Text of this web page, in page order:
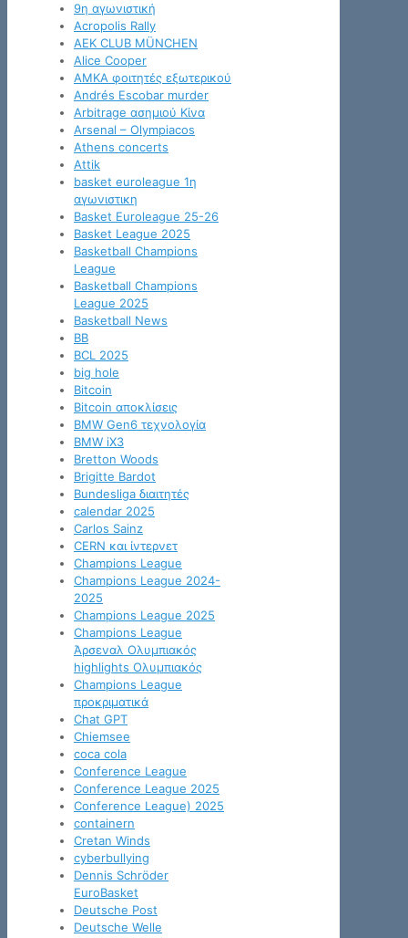
9η αγωνιστική
Acropolis Rally
AEK CLUB MÜNCHEN
Alice Cooper
AMKA φοιτητές εξωτερικού
Andrés Escobar murder
Arbitrage ασημιού Κίνα
Arsenal – Olympiacos
Athens concerts
Attik
basket euroleague 1η
αγωνιστικη
Basket Euroleague 25-26
Basket League 2025
Basketball Champions
League
Basketball Champions
League 2025
Basketball News
BB
BCL 2025
big hole
Bitcoin
Bitcoin αποκλίσεις
BMW Gen6 τεχνολογία
BMW iX3
Bretton Woods
Brigitte Bardot
Bundesliga διαιτητές
calendar 2025
Carlos Sainz
CERN και ίντερνετ
Champions League
Champions League 2024-
2025
Champions League 2025
Champions League
Άρσεναλ Ολυμπιακός
highlights Ολυμπιακός
Champions League
προκριματικά
Chat GPT
Chiemsee
coca cola
Conference League
Conference League 2025
Conference League) 2025
containern
Cretan Winds
cyberbullying
Dennis Schröder
EuroBasket
Deutsche Post
Deutsche Welle